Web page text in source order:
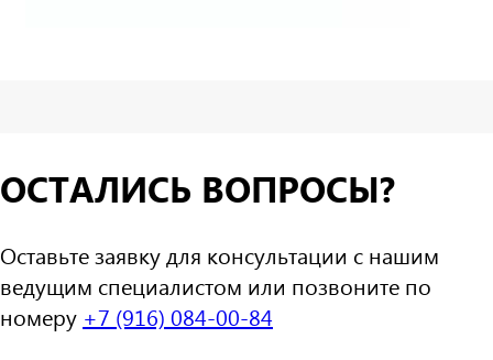
ОСТАЛИСЬ ВОПРОСЫ?
Оставьте заявку для консультации с нашим
ведущим специалистом или позвоните по
номеру +7 (916) 084-00-84